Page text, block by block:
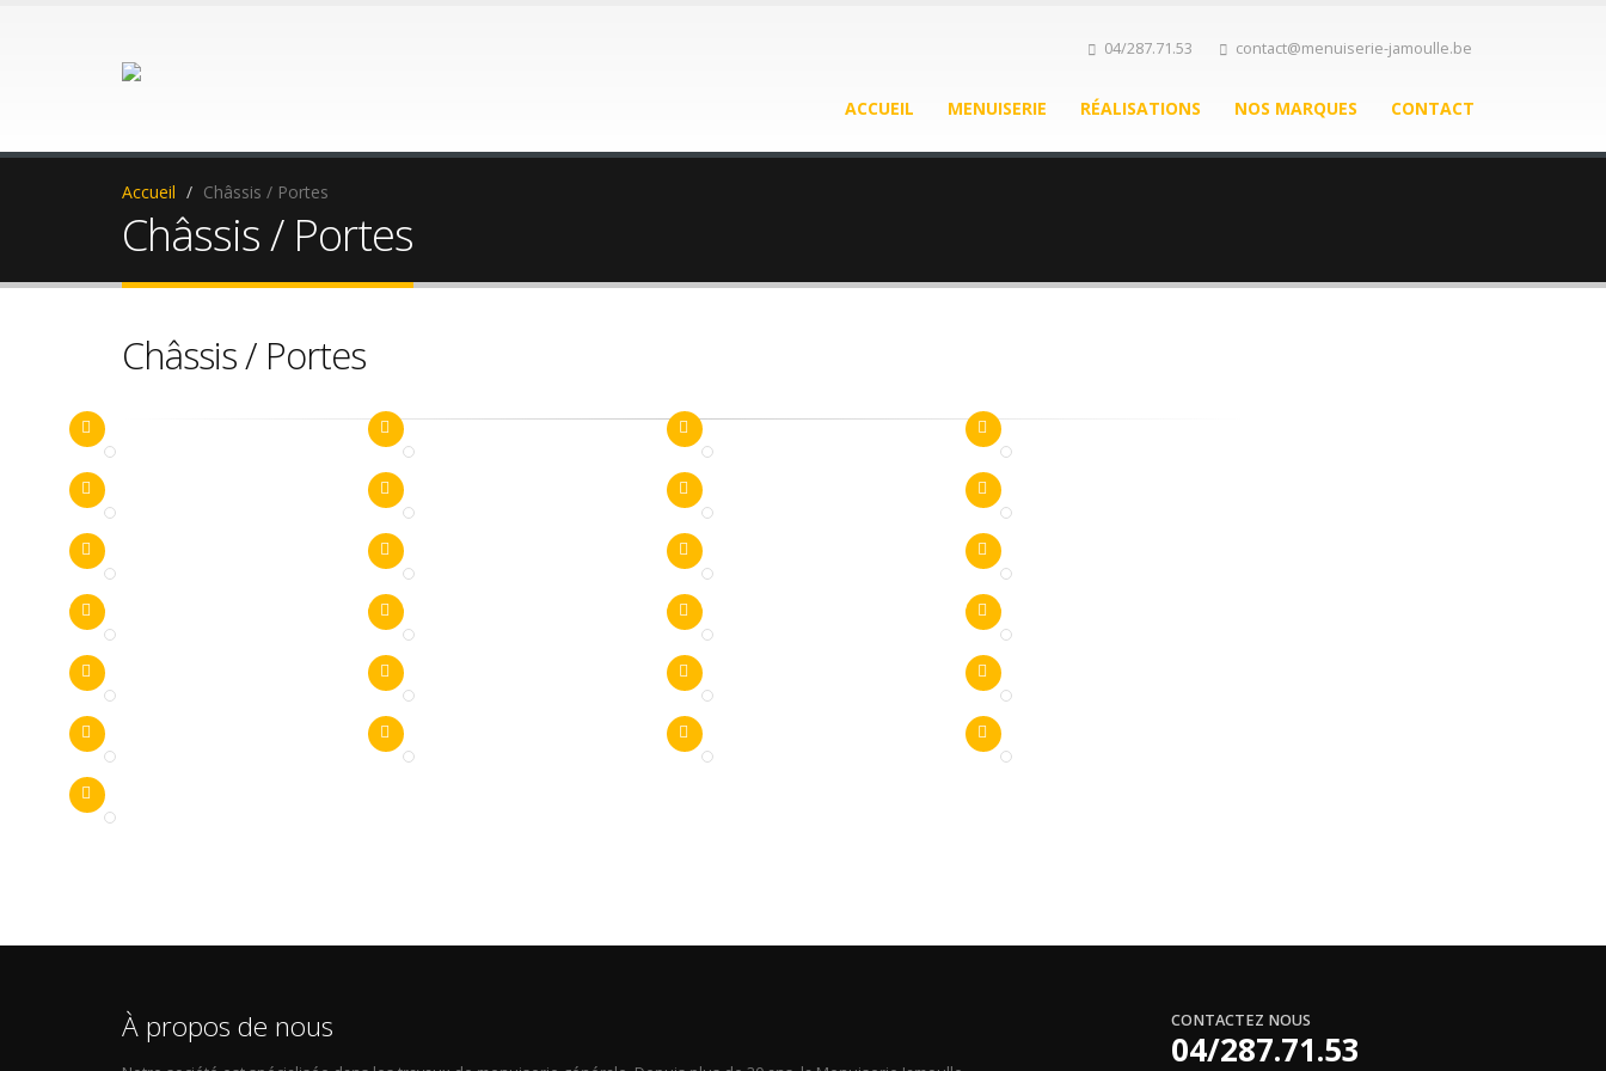
04/287.71.53 contact@menuiserie-jamoulle.be
ACCUEIL MENUISERIE RÉALISATIONS NOS MARQUES CONTACT
Accueil Châssis / Portes
Châssis / Portes
Châssis / Portes
À propos de nous CONTACTEZ NOUS
04/287.71.53